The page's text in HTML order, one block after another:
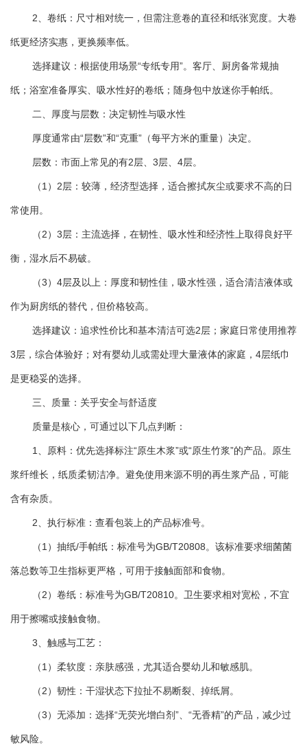
2、卷纸：尺寸相对统一，但需注意卷的直径和纸张宽度。大卷
纸更经济实惠，更换频率低。
选择建议：根据使用场景“专纸专用”。客厅、厨房备常规抽
纸；浴室准备厚实、吸水性好的卷纸；随身包中放迷你手帕纸。
二、厚度与层数：决定韧性与吸水性
厚度通常由“层数”和“克重”（每平方米的重量）决定。
层数：市面上常见的有2层、3层、4层。
（1）2层：较薄，经济型选择，适合擦拭灰尘或要求不高的日
常使用。
（2）3层：主流选择，在韧性、吸水性和经济性上取得良好平
衡，湿水后不易破。
（3）4层及以上：厚度和韧性佳，吸水性强，适合清洁液体或
作为厨房纸的替代，但价格较高。
选择建议：追求性价比和基本清洁可选2层；家庭日常使用推荐
3层，综合体验好；对有婴幼儿或需处理大量液体的家庭，4层纸巾
是更稳妥的选择。
三、质量：关乎安全与舒适度
质量是核心，可通过以下几点判断：
1、原料：优先选择标注“原生木浆”或“原生竹浆”的产品。原生
浆纤维长，纸质柔韧洁净。避免使用来源不明的再生浆产品，可能
含有杂质。
2、执行标准：查看包装上的产品标准号。
（1）抽纸/手帕纸：标准号为GB/T20808。该标准要求细菌菌
落总数等卫生指标更严格，可用于接触面部和食物。
（2）卷纸：标准号为GB/T20810。卫生要求相对宽松，不宜
用于擦嘴或接触食物。
3、触感与工艺：
（1）柔软度：亲肤感强，尤其适合婴幼儿和敏感肌。
（2）韧性：干湿状态下拉扯不易断裂、掉纸屑。
（3）无添加：选择“无荧光增白剂”、“无香精”的产品，减少过
敏风险。